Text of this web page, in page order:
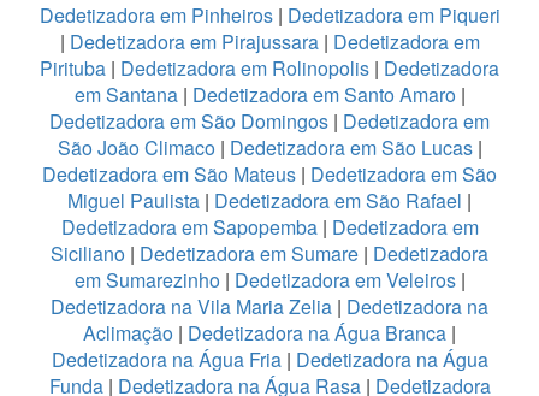
Dedetizadora em Pinheiros| Dedetizadora em Piqueri
| Dedetizadora em Pirajussara| Dedetizadora em
Pirituba | Dedetizadora em Rolinopolis | Dedetizadora
em Santana| Dedetizadora em Santo Amaro|
Dedetizadora em São Domingos | Dedetizadora em
São João Climaco| Dedetizadora em São Lucas|
Dedetizadora em São Mateus | Dedetizadora em São
Miguel Paulista | Dedetizadora em São Rafael |
Dedetizadora em Sapopemba | Dedetizadora em
Siciliano | Dedetizadora em Sumare | Dedetizadora
em Sumarezinho| Dedetizadora em Veleiros|
Dedetizadora na Vila Maria Zelia | Dedetizadora na
Aclimação | Dedetizadora na Água Branca |
Dedetizadora na Água Fria| Dedetizadora na Água
Funda| Dedetizadora na Água Rasa | Dedetizadora